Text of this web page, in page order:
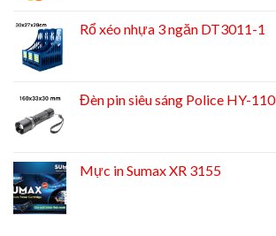
Rổ xéo nhựa 3 ngăn DT3011-1
Đèn pin siêu sáng Police HY-110
Mực in Sumax XR 3155